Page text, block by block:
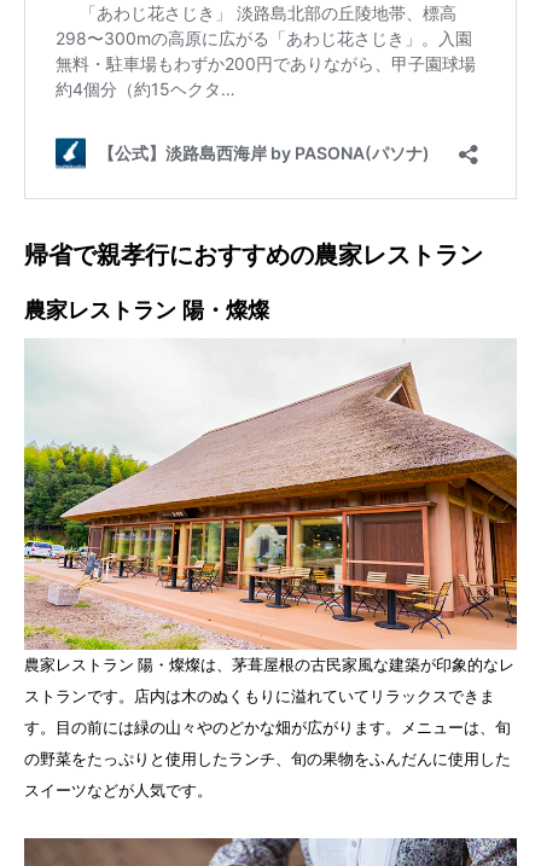
帰省で親孝行におすすめの農家レストラン
農家レストラン 陽・燦燦
農家レストラン 陽・燦燦は、茅葺屋根の古民家風な建築が印象的なレ
ストランです。店内は木のぬくもりに溢れていてリラックスできま
す。目の前には緑の山々やのどかな畑が広がります。メニューは、旬
の野菜をたっぷりと使用したランチ、旬の果物をふんだんに使用した
スイーツなどが人気です。